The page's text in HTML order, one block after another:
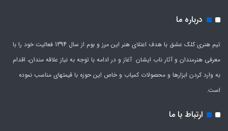
درباره ما
تیم هنری کلک عشق با هدف اعتلای هنر این مرز و بوم از سال 1394 فعالیت خود را با
معرفی هنرمندان و آثار ناب ایشان آغاز و در ادامه با توجه به نیاز علاقه مندان، اقدام
به وارد کردن ابزارها و محصولات کمیاب و خاص این حوزه با قیمتهای مناسب نموده
است.
ارتباط با ما